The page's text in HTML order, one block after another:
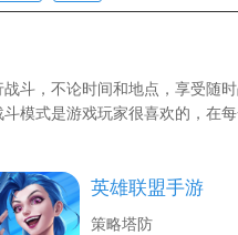
斗，不论时间和地点，享受随
模式是游戏玩家很喜欢的，在
英雄联盟手游
策略塔防